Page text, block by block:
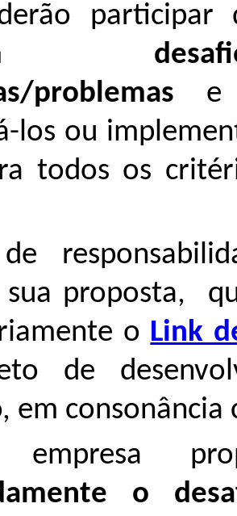
participar
problemas e
los ou
todos os
sua proposta,
o Link
de
em
o